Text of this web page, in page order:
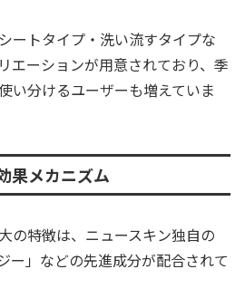
ートタイプ・洗い流すタイプな
エーションが用意されており、季
い分けるユーザーも増えていま
果メカニズム
の特徴は、ニュースキン独自の
ー」などの先進成分が配合されて